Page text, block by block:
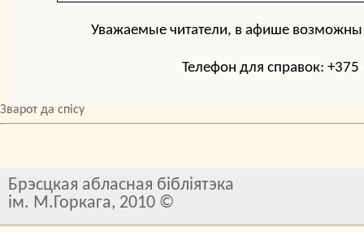
Уважаемые читатели, в афише
Телефон для справок:
Зварот да спісу
Брэсцкая абласная бібліятэка
ім. М.Горкага, 2010 ©